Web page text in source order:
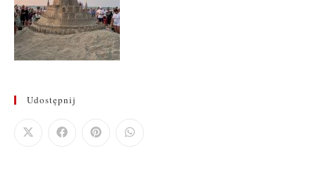
Udostępnij